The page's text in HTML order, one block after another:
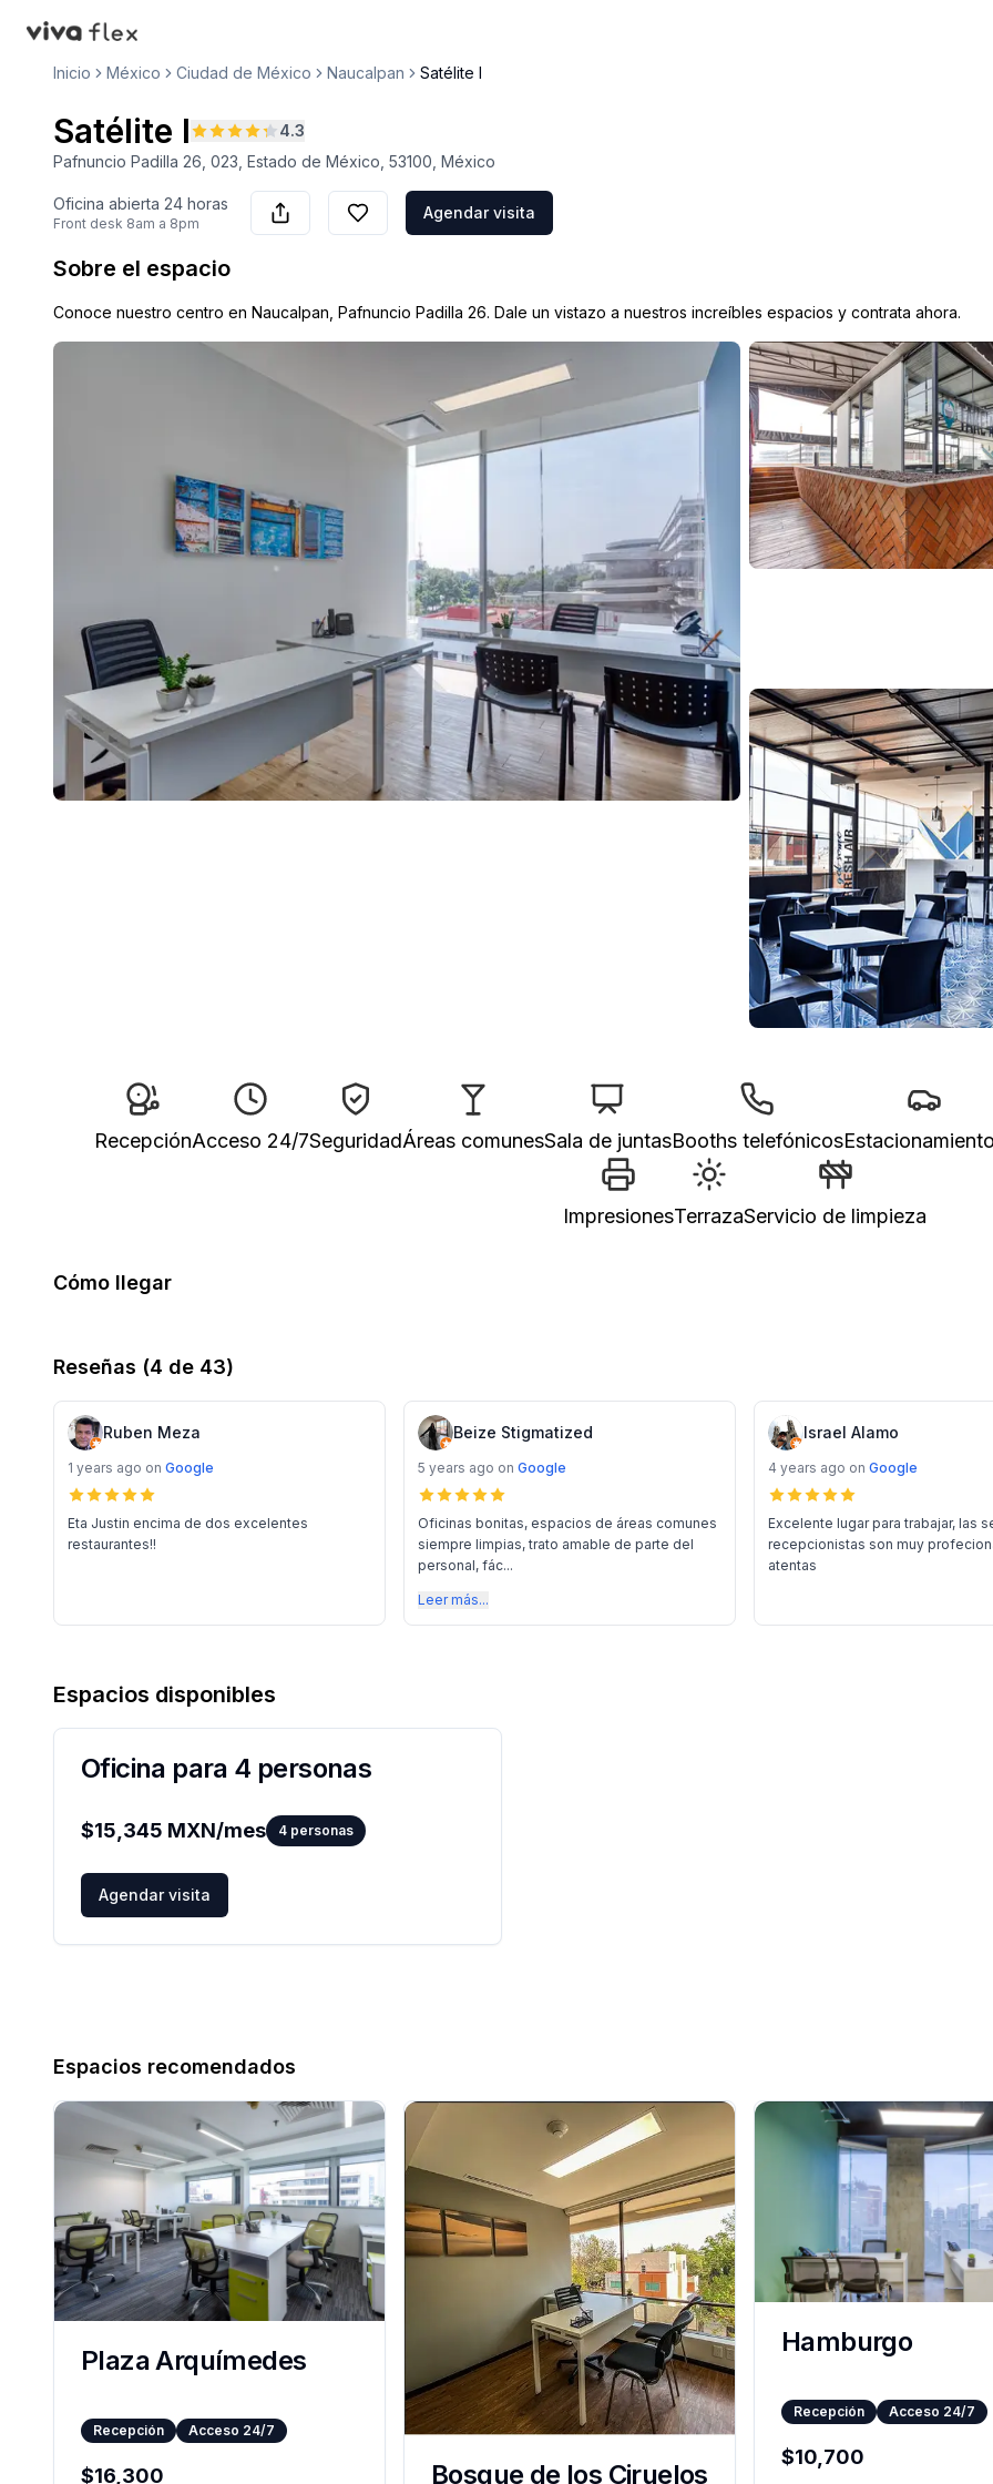
VivaFlex
Inicio México Ciudad de México Naucalpan Satélite I
Satélite I
4.3
Pafnuncio Padilla 26, 023, Estado de México, 53100, México
Oficina abierta 24 horas
Front desk 8am a 8pm
Agendar visita
Sobre el espacio
Conoce nuestro centro en Naucalpan, Pafnuncio Padilla 26. Dale un vistazo a nuestros increíbles espacios y contrata ahora.
RecepciónAcceso 24/7SeguridadÁreas comunesSala de juntasBooths telefónicos
ImpresionesTerrazaServicio de limpieza
Cómo llegar
Reseñas (4 de 43)
Ruben Meza
1 years ago on Google
Eta Justin encima de dos excelentes
restaurantes!!
Beize Stigmatized
5 years ago on Google
Oficinas bonitas, espacios de áreas comunes
siempre limpias, trato amable de parte del
personal, fác...
Leer más...
Israel Alamo
4 years ago on Google
Excelente lugar para trabajar, las
recepcionistas son muy
atentas
Espacios disponibles
Oficina para 4 personas
$15,345 MXN/mes 4 personas
Agendar visita
Espacios recomendados
Plaza Arquímedes
Recepción Acceso 24/7
$16,300 Bosque de los Ciruelos
Hamburgo
Recepción Acceso 24/7
$10,700